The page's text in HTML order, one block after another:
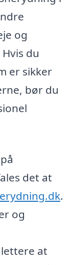
og
du
er sikker
bør du
det at
.
og
at